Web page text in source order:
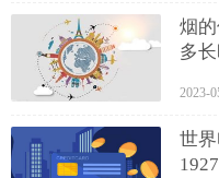
烟
多长
2023-
世